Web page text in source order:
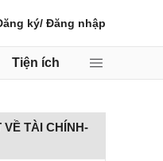
ký/ Đăng nhập
Tiện ích
TÀI CHÍNH-